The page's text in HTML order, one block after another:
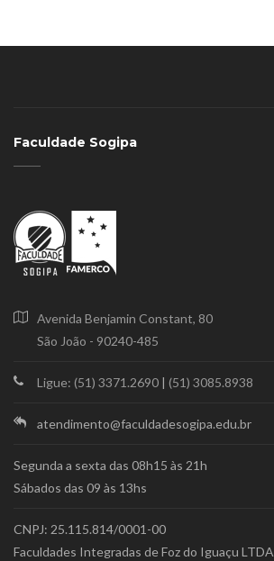
Faculdade Sogipa
Avenida Benjamin Constant, 80
São João - 90240-485
Ligue: (51) 3371.2690 | (51) 3085.8938
atendimento@faculdadesogipa.edu.br
Segunda a sexta das 08h15 às 21h
Sábados das 09 às 13hs
CNPJ: 25.115.814/0001-00
Faculdades Integradas de Foz do Iguaçu LTDA